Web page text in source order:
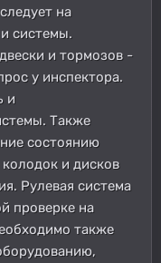
на
системы.
и тормозов -
у инспектора.
и
Также
состоянию
и дисков
Рулевая система
проверке на
также